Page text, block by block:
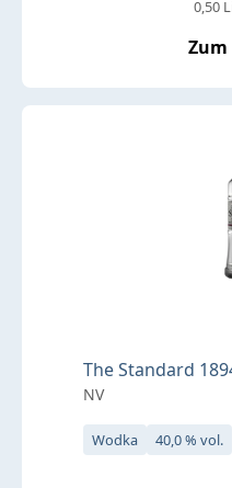
0,50
The Standard
NV
Wodka 40,0 % vol.